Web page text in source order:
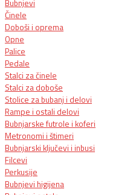
Bubnjevi
Činele
Doboši i oprema
Opne
Palice
Pedale
Stalci za činele
Stalci za doboše
Stolice za bubanj i delovi
Rampe i ostali delovi
Bubnjarske futrole i koferi
Metronomi i štimeri
Bubnjarski ključevi i inbusi
Filcevi
Perkusije
Bubnjevi higijena